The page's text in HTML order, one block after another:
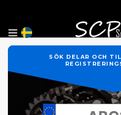
SÖK DELAR OCH